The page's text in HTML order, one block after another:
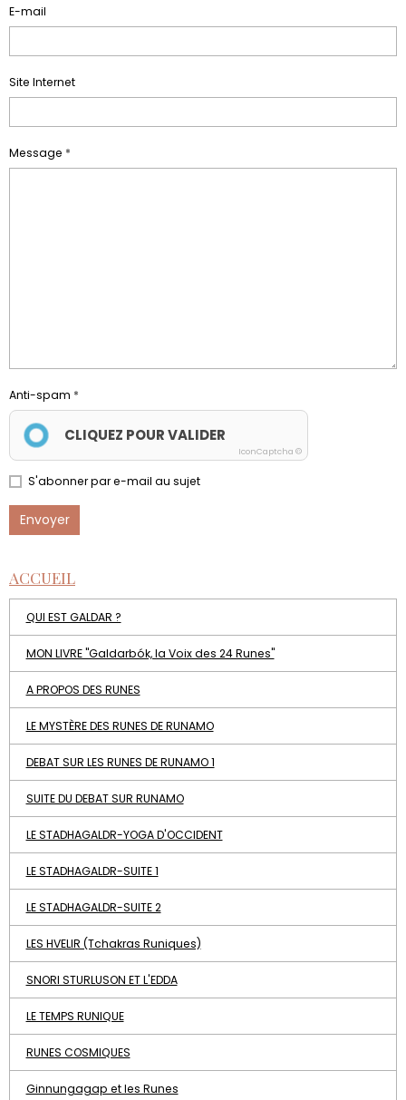
E-mail
Site Internet
Message
Anti-spam
CLIQUEZ POUR VALIDER
IconCaptcha ©
S'abonner par e-mail au sujet
Envoyer
ACCUEIL
QUI EST GALDAR ?
MON LIVRE "Galdarbók, la Voix des 24 Runes"
A PROPOS DES RUNES
LE MYSTÈRE DES RUNES DE RUNAMO
DEBAT SUR LES RUNES DE RUNAMO 1
SUITE DU DEBAT SUR RUNAMO
LE STADHAGALDR-YOGA D'OCCIDENT
LE STADHAGALDR-SUITE 1
LE STADHAGALDR-SUITE 2
LES HVELIR (Tchakras Runiques)
SNORI STURLUSON ET L'EDDA
LE TEMPS RUNIQUE
RUNES COSMIQUES
Ginnungagap et les Runes